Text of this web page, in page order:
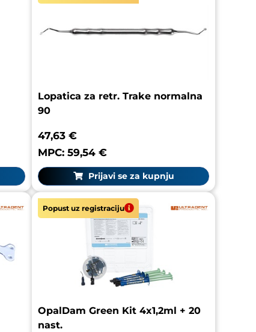
Lopatica za retr. Trake normalna
90
47,63 €
MPC: 59,54 €
Prijavi se za kupnju
Popust uz registraciju
OpalDam Green Kit 4x1,2ml + 20
nast.